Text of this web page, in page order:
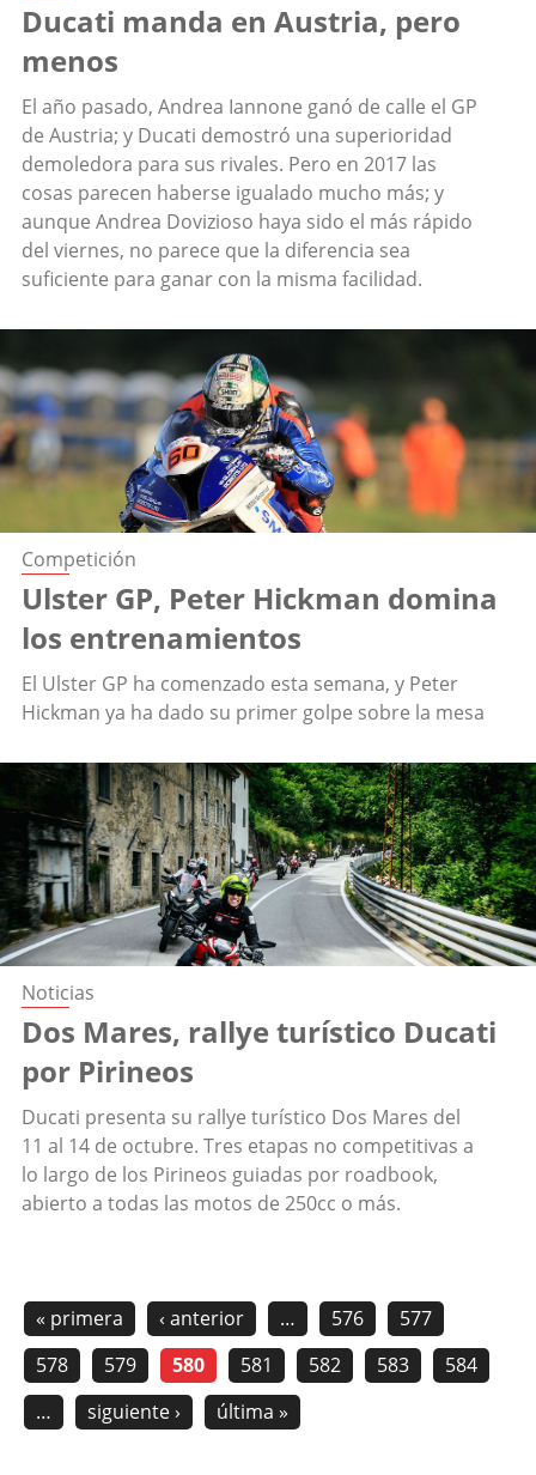
Ducati manda en Austria, pero
menos
El año pasado, Andrea Iannone ganó de calle el GP
de Austria; y Ducati demostró una superioridad
demoledora para sus rivales. Pero en 2017 las
cosas parecen haberse igualado mucho más; y
aunque Andrea Dovizioso haya sido el más rápido
del viernes, no parece que la diferencia sea
suficiente para ganar con la misma facilidad.
Competición
Ulster GP, Peter Hickman domina
los entrenamientos
El Ulster GP ha comenzado esta semana, y Peter
Hickman ya ha dado su primer golpe sobre la mesa
Noticias
Dos Mares, rallye turístico Ducati
por Pirineos
Ducati presenta su rallye turístico Dos Mares del
11 al 14 de octubre. Tres etapas no competitivas a
lo largo de los Pirineos guiadas por roadbook,
abierto a todas las motos de 250cc o más.
« primera ‹ anterior … 576
577
578
579 580 581 582 583
584
…
siguiente › última »